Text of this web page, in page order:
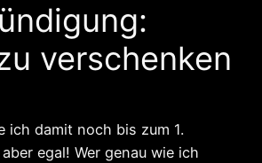
verschenken
ich damit noch bis zum 1.
egal! Wer genau wie ich